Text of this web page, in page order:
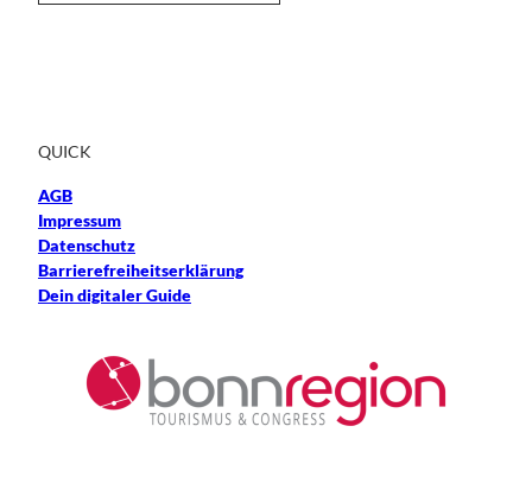
QUICK
AGB
Impressum
Datenschutz
Barrierefreiheitserklärung
Dein digitaler Guide